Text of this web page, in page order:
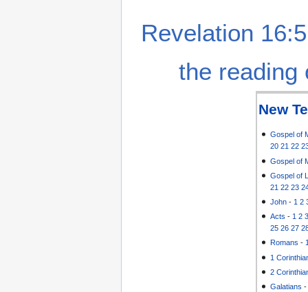
Revelation
the reading
New
Gospel of
20 21 22
Gospel of
Gospel of
21 22 23
John - 1 2
Acts - 1 2
25 26 27
Romans -
1
2
Galatians